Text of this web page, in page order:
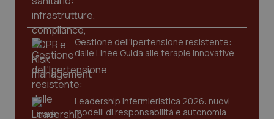
Gestione dell'Ipertensione resistente:
dalle Linee Guida alle terapie innovative
Leadership Infermieristica 2026: nuovi
modelli di responsabilità e autonomia